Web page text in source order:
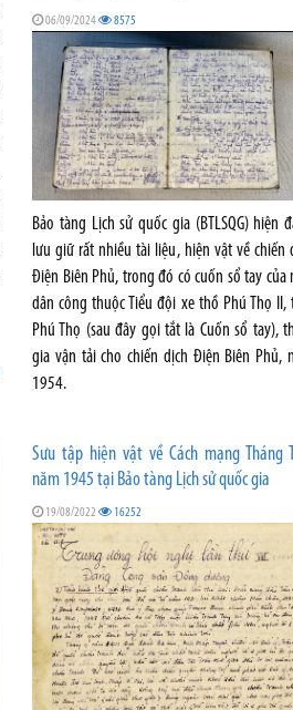
06/09/2024 8575
Bảo tàng Lịch sử quốc gia (BTLSQG) hiện
lưu giữ rất nhiều tài liệu, hiện vật về chiến
Điện Biên Phủ, trong đó có cuốn sổ tay của
dân công thuộc Tiểu đội xe thồ Phú Thọ II,
Phú Thọ (sau đây gọi tắt là Cuốn sổ tay),
gia vận tải cho chiến dịch Điện Biên Phủ,
1954.
Sưu tập hiện vật về Cách mạng Tháng
năm 1945 tại Bảo tàng Lịch sử quốc gia
19/08/2022 16252